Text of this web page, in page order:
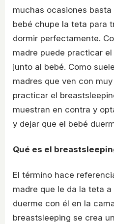
muchas ocasiones
bebé chupe la teta para
dormir perfectamente.
madre puede practicar el
junto al bebé. Como
madres que ven con
practicar el
muestran en contra y
y dejar que el bebé
Qué es el
El término hace
madre que le da la teta
duerme con él en la
breastsleeping se crea